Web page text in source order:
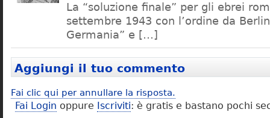
La “soluzione finale” per gli ebrei
settembre 1943 con l’ordine da
Germania” e […]
Aggiungi il tuo commento
Fai clic qui per annullare la risposta.
Fai Login oppure Iscriviti: è gratis e bastano pochi